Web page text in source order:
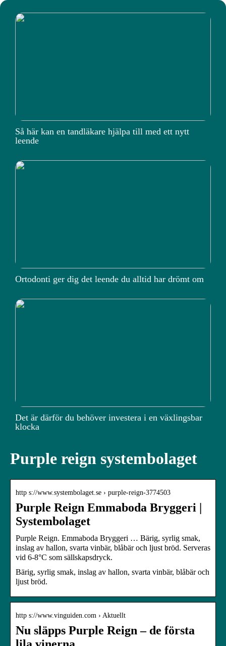
Så här kan en tandläkare hjälpa till med ett nytt
leende
Ortodonti ger dig det leende du alltid har drömt om
Det är därför du behöver investera i en växlingsbar
klocka
Purple reign systembolaget
http s://www.systembolaget.se › purple-reign-3774503
Purple Reign Emmaboda Bryggeri |
Systembolaget
Purple Reign. Emmaboda Bryggeri … Bärig, syrlig smak,
inslag av hallon, svarta vinbär, blåbär och ljust bröd. Serveras
vid 6-8°C som sällskapsdryck.
Bärig, syrlig smak, inslag av hallon, svarta vinbär, blåbär och
ljust bröd.
http s://www.vinguiden.com › Aktuellt
Nu släpps Purple Reign – de första